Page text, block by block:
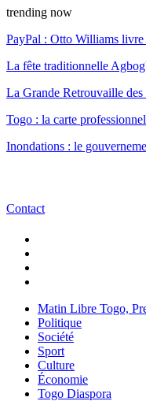
trending now
PayPal : Otto Williams
La fête traditionnelle
La Grande Retrouvaille
Togo : la carte
Inondations : le
Contact
Matin Libre Togo,
Politique
Société
Sport
Culture
Économie
Togo Diaspora